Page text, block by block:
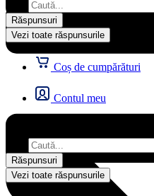
...
Răspunsuri
Vezi toate răspunsurile
Coș de cumpărături
Contul meu
Răspunsuri
Vezi toate răspunsurile